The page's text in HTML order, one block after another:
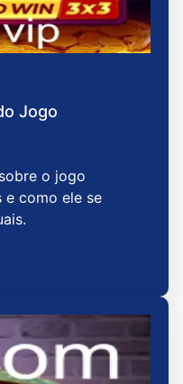
Jogo
o jogo
e como ele se